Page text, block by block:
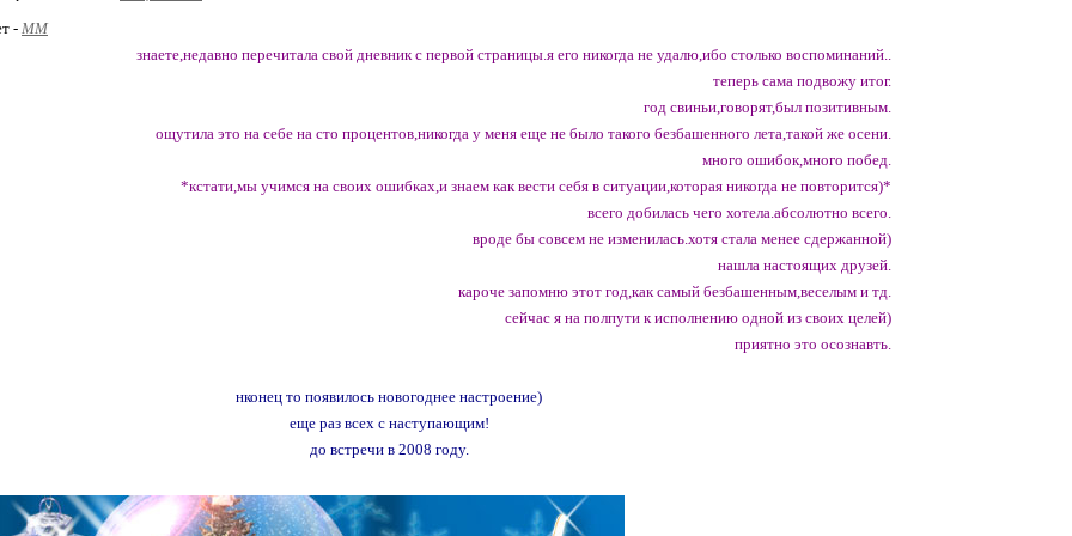
- MM
знаете,недавно перечитала свой дневник с первой страницы.я его никогда не удалю,ибо столько воспоминаний..
теперь сама подвожу итог.
год свиньи,говорят,был позитивным.
ощутила это на себе на сто процентов,никогда у меня еще не было такого безбашенного лета,такой же осени.
много ошибок,много побед.
*кстати,мы учимся на своих ошибках,и знаем как вести себя в ситуации,которая никогда не повторится)*
всего добилась чего хотела.абсолютно всего.
вроде бы совсем не изменилась.хотя стала менее сдержанной)
нашла настоящих друзей.
кароче запомню этот год,как самый безбашенным,веселым и тд.
сейчас я на полпути к исполнению одной из своих целей)
приятно это осознавть.
нконец то появилось новогоднее настроение)
еще раз всех с наступающим!
до встречи в 2008 году.